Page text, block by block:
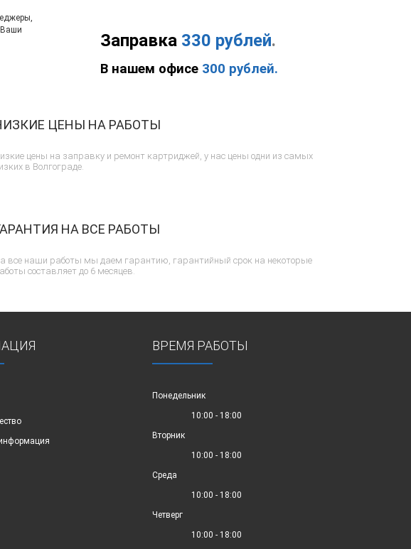
Заправка 330 рублей.
В нашем офисе 300 рублей.
Ваши
ЦЕНЫ НА РАБОТЫ
цены на заправку и ремонт картриджей, у нас цены одни из самых
в Волгограде.
НА ВСЕ РАБОТЫ
все наши работы мы даем гарантию, гарантийный срок на некоторые
составляет до 6 месяцев.
ВРЕМЯ РАБОТЫ
Понедельник
10:00 - 18:00
Вторник
10:00 - 18:00
Среда
10:00 - 18:00
Четверг
10:00 - 18:00